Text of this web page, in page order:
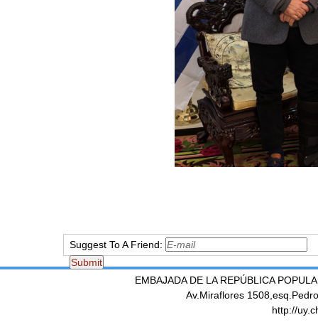
Suggest To A Friend:
EMBAJADA DE LA REPÚBLICA
Av.Miraflores
http://